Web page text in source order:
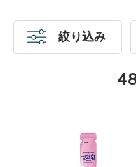
絞り込み
48